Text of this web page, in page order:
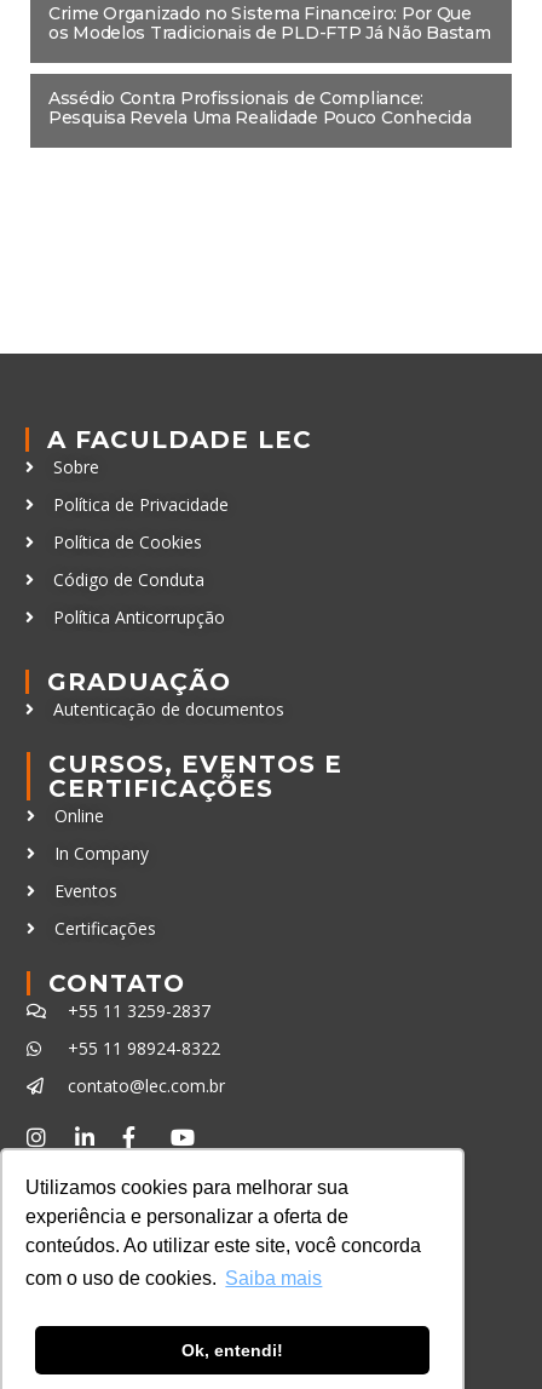
Utilizamos cookies para melhorar sua
experiência e personalizar a oferta de
conteúdos. Ao utilizar este site, você concorda
com o uso de cookies. Saiba mais
Ok, entendi!
Crime Organizado no Sistema Financeiro: Por Que
os Modelos Tradicionais de PLD-FTP Já Não Bastam
Assédio Contra Profissionais de Compliance:
Pesquisa Revela Uma Realidade Pouco Conhecida
A FACULDADE LEC
Sobre
Política de Privacidade
Política de Cookies
Código de Conduta
Política Anticorrupção
GRADUAÇÃO
Autenticação de documentos
CURSOS, EVENTOS E
CERTIFICAÇÕES
Online
In Company
Eventos
Certificações
CONTATO
+55 11 3259-2837
+55 11 98924-8322
contato@lec.com.br
Consulte aqui o cadastro da Instituição no
Sistema e-MEC